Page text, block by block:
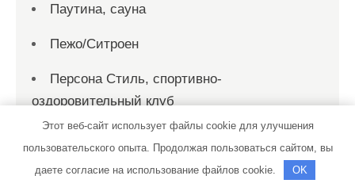
Паутина, сауна
Пежо/Ситроен
Персона Стиль, спортивно-
оздоровительный клуб
Петровский, оздоровительный центр
Пилот, автокомплекс
Этот веб-сайт использует файлы cookie для улучшения
пользовательского опыта. Продолжая пользоваться сайтом, вы
даете согласие на использование файлов cookie.
OK